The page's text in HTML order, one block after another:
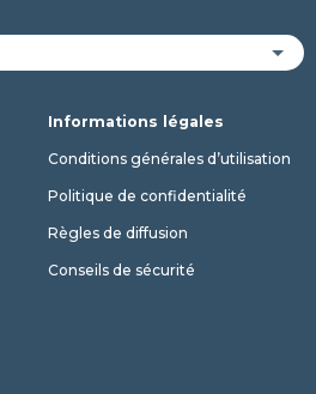
Informations légales
Conditions générales d’utilisation
Politique de confidentialité
Règles de diffusion
Conseils de sécurité